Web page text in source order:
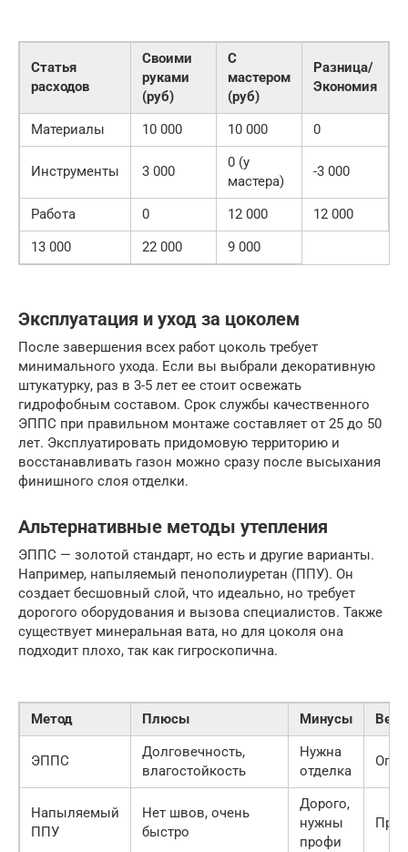
Статья
расходов
Своими
руками
(руб)
С
мастером
(руб)
Разница/
Экономия
Материалы 10 000 10 000 0
Инструменты 3 000
0 (у
мастера)
-3 000
Работа 0 12 000
12 000
13 000
22 000 9 000
Эксплуатация и уход за цоколем
После завершения всех работ цоколь требует
минимального ухода. Если вы выбрали декоративную
штукатурку, раз в 3-5 лет ее стоит освежать
гидрофобным составом. Срок службы качественного
ЭППС при правильном монтаже составляет от 25 до 50
лет. Эксплуатировать придомовую территорию и
восстанавливать газон можно сразу после высыхания
финишного слоя отделки.
Альтернативные методы утепления
ЭППС — золотой стандарт, но есть и другие варианты.
Например, напыляемый пенополиуретан (ППУ). Он
создает бесшовный слой, что идеально, но требует
дорогого оборудования и вызова специалистов. Также
существует минеральная вата, но для цоколя она
подходит плохо, так как гигроскопична.
Метод Плюсы Минусы
ЭППС
Долговечность,
влагостойкость
Нужна
отделка
Напыляемый
ППУ
Нет швов, очень
быстро
Дорого,
нужны
профи